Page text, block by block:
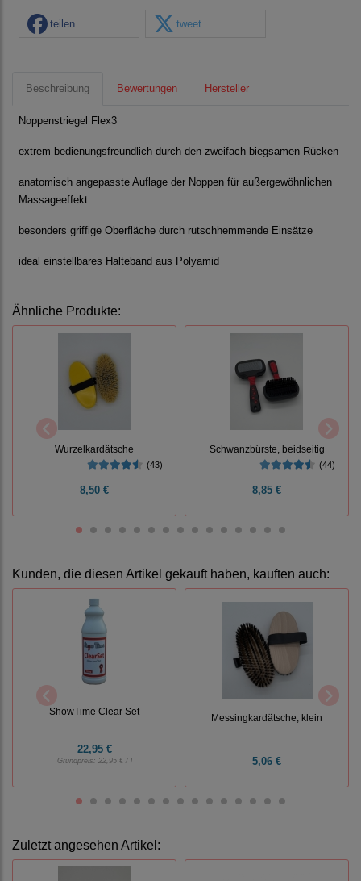
teilen tweet
Beschreibung Bewertungen Hersteller
Noppenstriegel Flex3
extrem bedienungsfreundlich durch den zweifach biegsamen Rücken
anatomisch angepasste Auflage der Noppen für außergewöhnlichen
Massageeffekt
besonders griffige Oberfläche durch rutschhemmende Einsätze
ideal einstellbares Halteband aus Polyamid
Ähnliche Produkte:
Wurzelkardätsche
(43)
8,50 €
Schwanzbürste, beidseitig
(44)
8,85 €
Kunden, die diesen Artikel gekauft haben, kauften auch:
ShowTime Clear Set
22,95 €
Grundpreis: 22,95 € / l
Messingkardätsche, klein
5,06 €
Zuletzt angesehen Artikel: